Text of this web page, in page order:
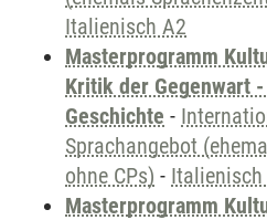
Italienisch A2
Masterprogramm
Kritik der Gegenwart
Geschichte -
Sprachangebot
ohne CPs) - Italienisch
Masterprogramm